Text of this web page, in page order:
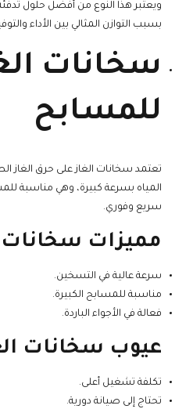
ويعتبر هذا النوع من أفضل حلول
بسبب التوازن المثالي بين الأداء
سخانات
للمسابح
تعتمد سخانات الغاز على حرق الغاز
المياه بسرعة كبيرة، وهي مناسبة
سريع وفوري.
مميزات سخانات
سرعة عالية في التسخين.
مناسبة للمسابح الكبيرة.
فعالة في الأجواء الباردة.
عيوب سخانات
تكلفة تشغيل أعلى.
تحتاج إلى صيانة دورية.